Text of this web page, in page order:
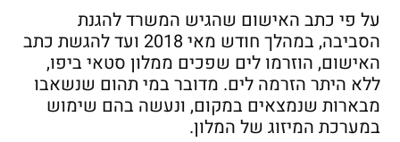
על פי כתב האישום שהגיש המשרד להגנת
הסביבה, במהלך חודש מאי 2018 ועד להגשת כתב
האישום, הוזרמו לים שפכים ממלון סטאי ביפו,
ללא היתר הזרמה לים. מדובר במי תהום שנשאבו
מבארות שנמצאים במקום, ונעשה בהם שימוש
במערכת המיזוג של המלון.